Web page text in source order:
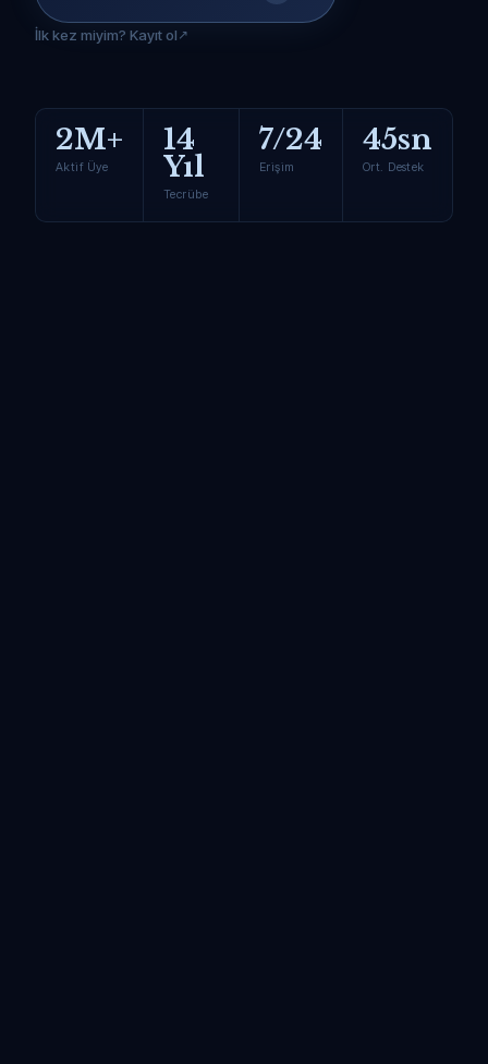
İlk kez miyim? Kayıt ol
2M+
Aktif Üye
14
Yıl
Tecrübe
7/24
Erişim
45sn
Ort. Destek